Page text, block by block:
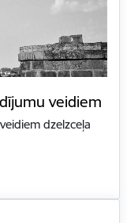
veidiem
dzelzceļa